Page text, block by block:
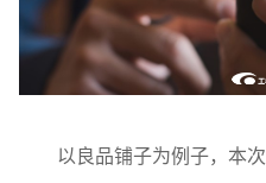
以良品铺子为例子，本